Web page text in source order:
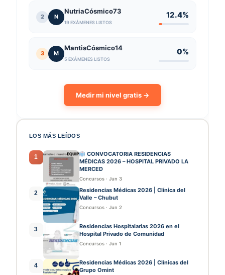
2 N
NutriaCósmico73
19 EXÁMENES LISTOS
12.4%
3 M
MantisCósmico14
5 EXÁMENES LISTOS
0%
Medir mi nivel gratis →
LOS MÁS LEÍDOS
1
CONVOCATORIA RESIDENCIAS
MÉDICAS 2026 – HOSPITAL PRIVADO LA
MERCED
Concursos · Jun 3
2
Residencias Médicas 2026 | Clínica del
Valle – Chubut
Concursos · Jun 2
3
Residencias Hospitalarias 2026 en el
Hospital Privado de Comunidad
Concursos · Jun 1
4
Residencias Médicas 2026 | Clínicas del
Grupo Omint